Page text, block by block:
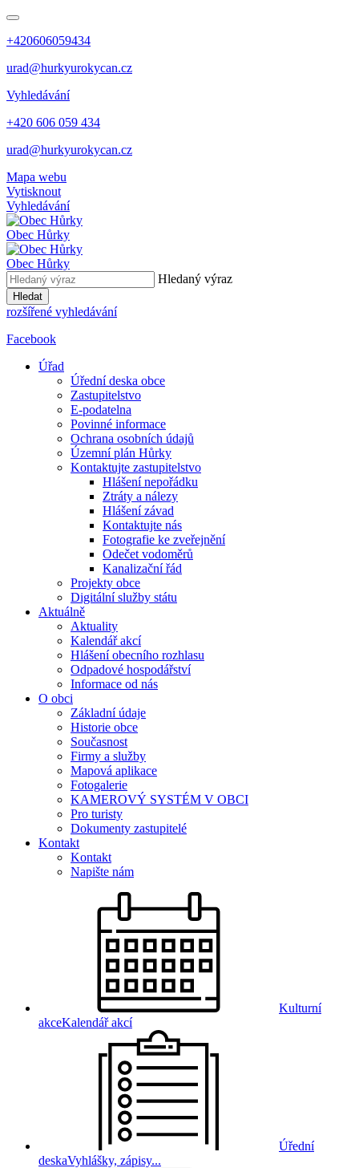
+420606059434
urad@hurkyurokycan.cz
Vyhledávání
+420 606 059 434
urad@hurkyurokycan.cz
Mapa webu
Vytisknout
Vyhledávání
Obec Hůrky
Obec Hůrky
Hledaný výraz
Hledat
rozšířené vyhledávání
Facebook
Úřad
Úřední deska obce
Zastupitelstvo
E-podatelna
Povinné informace
Ochrana osobních údajů
Územní plán Hůrky
Kontaktujte zastupitelstvo
Hlášení nepořádku
Ztráty a nálezy
Hlášení závad
Kontaktujte nás
Fotografie ke zveřejnění
Odečet vodoměrů
Kanalizační řád
Projekty obce
Digitální služby státu
Aktuálně
Aktuality
Kalendář akcí
Hlášení obecního rozhlasu
Odpadové hospodářství
Informace od nás
O obci
Základní údaje
Historie obce
Současnost
Firmy a služby
Mapová aplikace
Fotogalerie
KAMEROVÝ SYSTÉM V OBCI
Pro turisty
Dokumenty zastupitelé
Kontakt
Kontakt
Napište nám
Kulturní
akceKalendář akcí
Úřední
deskaVyhlášky, zápisy...